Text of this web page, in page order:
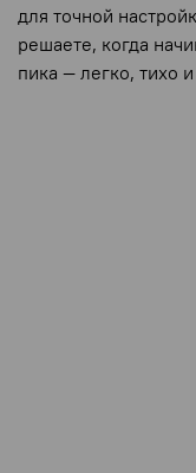
для точной
решаете, когда
пика — легко, тихо